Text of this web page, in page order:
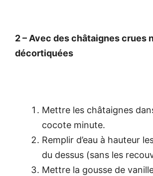
2 – Avec des châtaignes crues
décortiquées
Mettre les châtaignes
cocote minute.
Remplir d’eau à hauteur
du dessus (sans les
Mettre la gousse de